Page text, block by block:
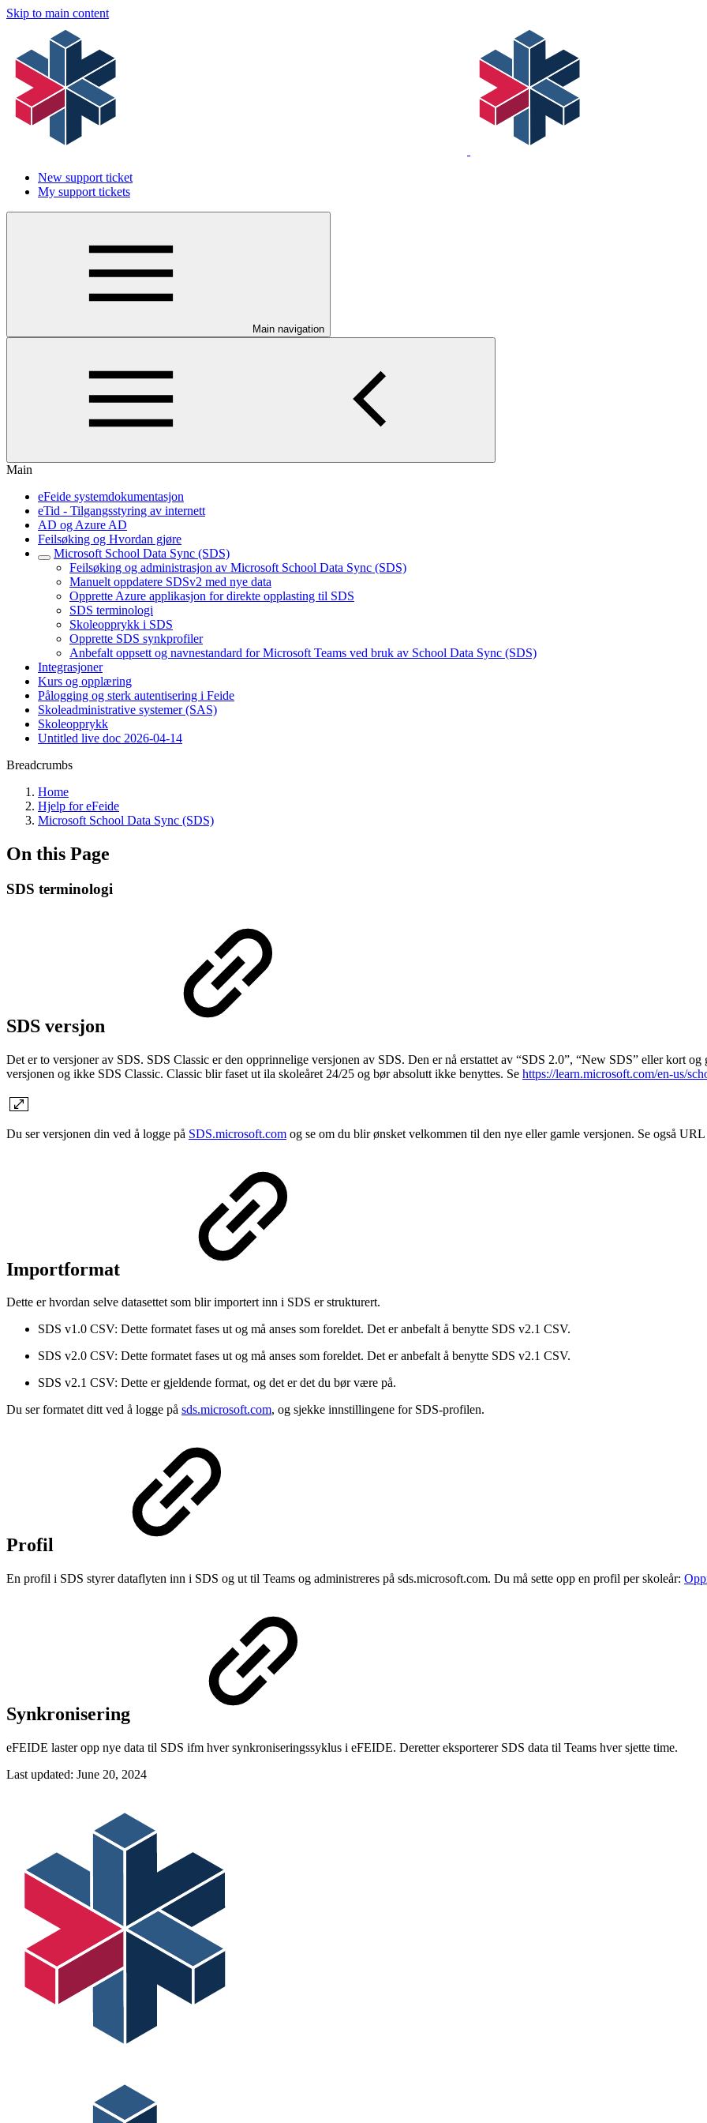
Skip to main content
New support ticket
My support tickets
Main navigation
Main
eFeide systemdokumentasjon
eTid - Tilgangsstyring av internett
AD og Azure AD
Feilsøking og Hvordan gjøre
Microsoft School Data Sync (SDS)
Feilsøking og administrasjon av Microsoft School Data Sync (SDS)
Manuelt oppdatere SDSv2 med nye data
Opprette Azure applikasjon for direkte opplasting til SDS
SDS terminologi
Skoleopprykk i SDS
Opprette SDS synkprofiler
Anbefalt oppsett og navnestandard for Microsoft Teams ved bruk av School Data Sync (SDS)
Integrasjoner
Kurs og opplæring
Pålogging og sterk autentisering i Feide
Skoleadministrative systemer (SAS)
Skoleopprykk
Untitled live doc 2026-04-14
Breadcrumbs
Home
Hjelp for eFeide
Microsoft School Data Sync (SDS)
On this Page
SDS terminologi
SDS versjon
Det er to versjoner av SDS. SDS Classic er den opprinnelige versjonen av SDS. Den er nå erstattet av “SDS 2.0”, “New SDS” eller kort
versjonen og ikke SDS Classic. Classic blir faset ut ila skoleåret 24/25 og bør absolutt ikke benyttes. Se https://learn.microsoft.com/en-us/
Du ser versjonen din ved å logge på SDS.microsoft.com og se om du blir ønsket velkommen til den nye eller gamle versjonen. Se også
Importformat
Dette er hvordan selve datasettet som blir importert inn i SDS er strukturert.
SDS v1.0 CSV: Dette formatet fases ut og må anses som foreldet. Det er anbefalt å benytte SDS v2.1 CSV.
SDS v2.0 CSV: Dette formatet fases ut og må anses som foreldet. Det er anbefalt å benytte SDS v2.1 CSV.
SDS v2.1 CSV: Dette er gjeldende format, og det er det du bør være på.
Du ser formatet ditt ved å logge på sds.microsoft.com, og sjekke innstillingene for SDS-profilen.
Profil
En profil i SDS styrer dataflyten inn i SDS og ut til Teams og administreres på sds.microsoft.com. Du må sette opp en profil per skoleår:
Synkronisering
eFEIDE laster opp nye data til SDS ifm hver synkroniseringssyklus i eFEIDE. Deretter eksporterer SDS data til Teams hver sjette time.
Last updated: June 20, 2024